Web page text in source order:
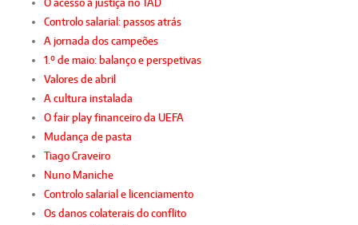
Controlo salarial: passos atrás
A jornada dos campeões
1.º de maio: balanço e perspetivas
Valores de abril
A cultura instalada
O fair play financeiro da UEFA
Mudança de pasta
Tiago Craveiro
Nuno Maniche
Controlo salarial e licenciamento
Os danos colaterais do conflito